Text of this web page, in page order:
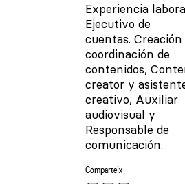
Experiencia
Ejecutivo de
cuentas.
coordinación de
contenidos,
creator y
creativo, Auxiliar
audiovisual y
Responsable de
comunicación.
Comparteix